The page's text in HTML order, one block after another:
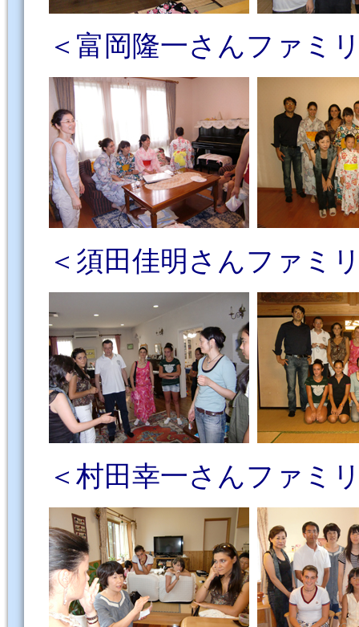
＜富岡隆一さんファミ
＜須田佳明さんファミ
＜村田幸一さんファミ